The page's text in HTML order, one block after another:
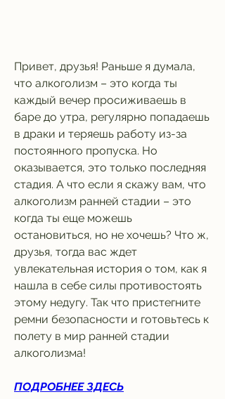
Привет, друзья! Раньше я думала,
что алкоголизм – это когда ты
каждый вечер просиживаешь в
баре до утра, регулярно попадаешь
в драки и теряешь работу из-за
постоянного пропуска. Но
оказывается, это только последняя
стадия. А что если я скажу вам, что
алкоголизм ранней стадии – это
когда ты еще можешь
остановиться, но не хочешь? Что ж,
друзья, тогда вас ждет
увлекательная история о том, как я
нашла в себе силы противостоять
этому недугу. Так что пристегните
ремни безопасности и готовьтесь к
полету в мир ранней стадии
алкоголизма!
ПОДРОБНЕЕ ЗДЕСЬ